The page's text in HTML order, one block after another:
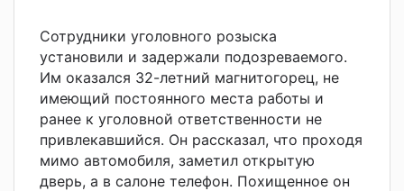
Сотрудники уголовного розыска
установили и задержали подозреваемого.
Им оказался 32-летний магнитогорец, не
имеющий постоянного места работы и
ранее к уголовной ответственности не
привлекавшийся. Он рассказал, что проходя
мимо автомобиля, заметил открытую
дверь, а в салоне телефон. Похищенное он